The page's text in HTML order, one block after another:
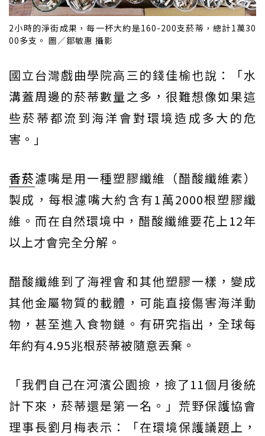
2小時的淨街成果，每一杯大約是160-200支菸蒂，總計1萬30
00多支。 圖／鄒敏惠 攝影
國立台灣戲曲學院高三的錢佳榆也說：「水
溝蓋周邊的菸蒂數量之多，很難想像如果這
些菸蒂都流到海洋會對環境造成多大的危
害。」
香菸濾嘴是用一種塑膠纖維（醋酸纖維素）
製成，每根濾嘴大約含有1萬2000根塑膠纖
維。而在自然環境中，醋酸纖維要花上12年
以上才會完全分解。
醋酸纖維到了海裡會和其他塑膠一樣，變成
其他金屬物質的載體，可能直接傷害海洋動
物，甚至進入食物鏈。有研究指出，全球每
年約有4.95兆根菸蒂被隨意丟棄。
「我們自己在河濱公園撿，撿了11個月後統
計下來，菸蒂還是第一名。」荒野保護協會
理事長劉月梅表示：「在環境保護議題上，